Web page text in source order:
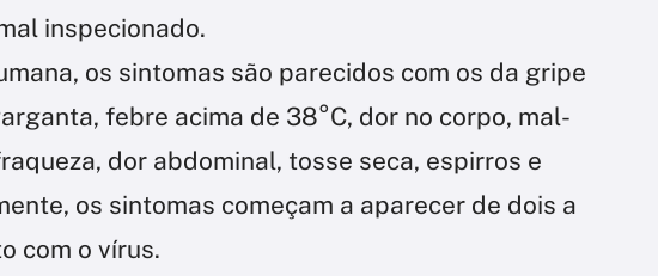
inspecionado.
os sintomas são parecidos com os da gripe
febre acima de 38°C, dor no corpo, mal-
dor abdominal, tosse seca, espirros e
os sintomas começam a aparecer de dois a
com o vírus.